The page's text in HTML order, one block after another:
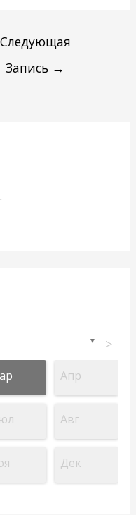
Следующая
Запись →
▼ >
Апр
Авг
Дек